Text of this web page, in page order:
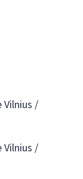
/
Vilnius /